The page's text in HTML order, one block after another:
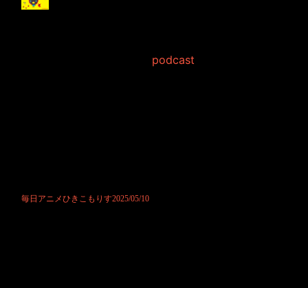
podcast
毎日アニメひきこもりす2025/05/10